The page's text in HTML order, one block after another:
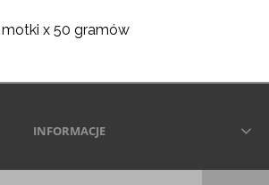
x 50 gramów
INFORMACJE